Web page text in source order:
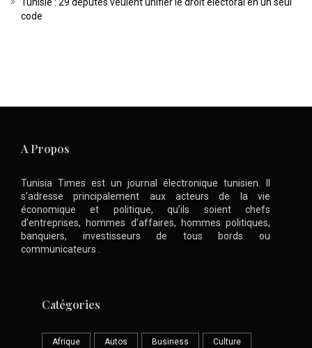
code
A Propos
Tunisia Times est un journal électronique tunisien. Il
s’adresse principalement aux acteurs de la vie
économique et politique, qu’ils soient chefs
d’entreprises, hommes d’affaires, hommes politiques,
banquiers, investisseurs de tous bords ou
communicateurs .
Catégories
Afrique Autos Business Culture